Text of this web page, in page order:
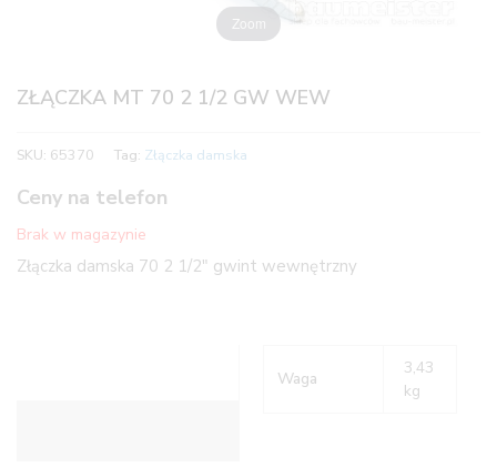
Zoom
ZŁĄCZKA MT 70 2 1/2 GW WEW
SKU: 65370 Tag: Złączka damska
Ceny na telefon
Brak w magazynie
Złączka damska 70 2 1/2″ gwint wewnętrzny
Waga
3,43
kg